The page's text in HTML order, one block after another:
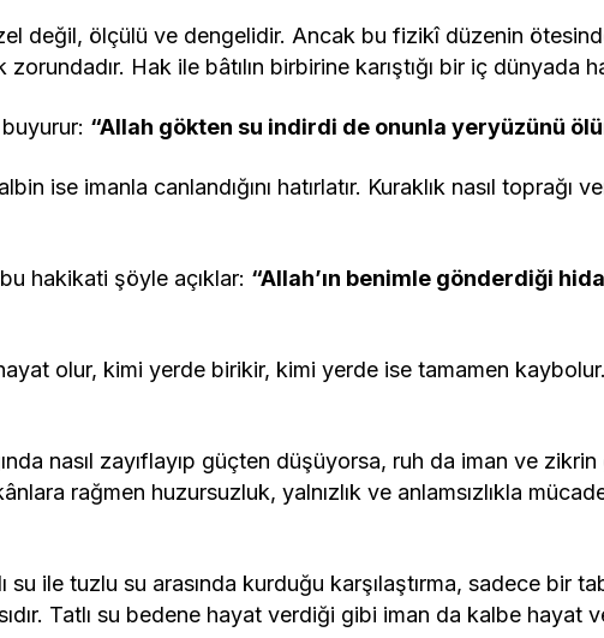
değil, ölçülü ve dengelidir. Ancak bu fizikî düzenin
zorundadır. Hak ile bâtılın birbirine karıştığı bir iç dünyada
“Allah gökten su indirdi de onunla yeryüzünü
ise imanla canlandığını hatırlatır. Kuraklık nasıl
hakikati şöyle açıklar: “Allah’ın benimle gönderdiği
olur, kimi yerde birikir, kimi yerde ise tamamen kaybolur.
nasıl zayıflayıp güçten düşüyorsa, ruh da iman ve zikrin
rağmen huzursuzluk, yalnızlık ve anlamsızlıkla
su ile tuzlu su arasında kurduğu karşılaştırma, sadece bir
Tatlı su bedene hayat verdiği gibi iman da kalbe